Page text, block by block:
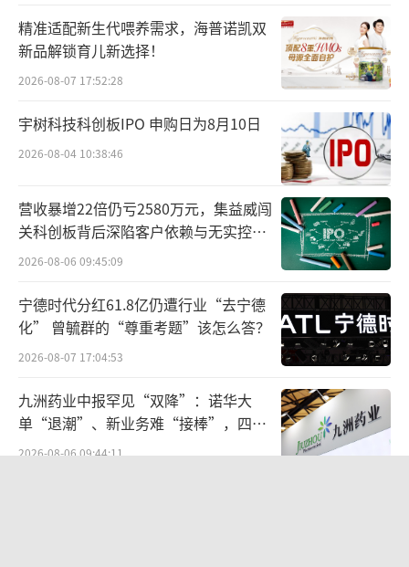
造成亏损的原因之一，是“赎回负债账面
值变动”。仅2025年，这一项就带来约9933万
元账面亏损。其背后主要涉及公司向早期投资
人发行的优先股。随着公司估值变化，相关负
债需重新计量，进而影响利润表现。
不过，这类亏损更多属于会计层面的账面
波动，待上市后优先股转为普通股，相关大额
费用也将不再产生。
精准适配新生代喂养需求，海普诺凯双
新品解锁育儿新选择！
2026-08-07 17:52:28
宇树科技科创板IPO 申购日为8月10日
2026-08-04 10:38:46
营收暴增22倍仍亏2580万元，集益威闯
关科创板背后深陷客户依赖与无实控人
困局
2026-08-06 09:45:09
宁德时代分红61.8亿仍遭行业“去宁德
化” 曾毓群的“尊重考题”该怎么答？
2026-08-07 17:04:53
九洲药业中报罕见“双降”：诺华大
单“退潮”、新业务难“接棒”，四大
难关待闯
2026-08-06 09:44:11